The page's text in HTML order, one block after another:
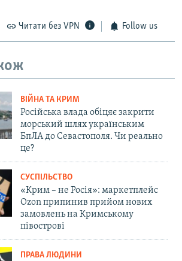
Читати без VPN Follow us
ВІЙНА ТА КРИМ
Російська влада обіцяє закрити
морський шлях українським
БпЛА до Севастополя. Чи реально
це?
СУСПІЛЬСТВО
«Крим – не Росія»: маркетплейс
Ozon припинив прийом нових
замовлень на Кримському
півострові
ПРАВА ЛЮДИНИ